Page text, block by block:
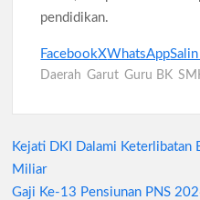
pendidikan.
FacebookXWhatsApp
Daerah Garut Guru BK
Navigasi
pos
Kejati DKI Dalami Keterlibatan
Miliar
Gaji Ke-13 Pensiunan PNS